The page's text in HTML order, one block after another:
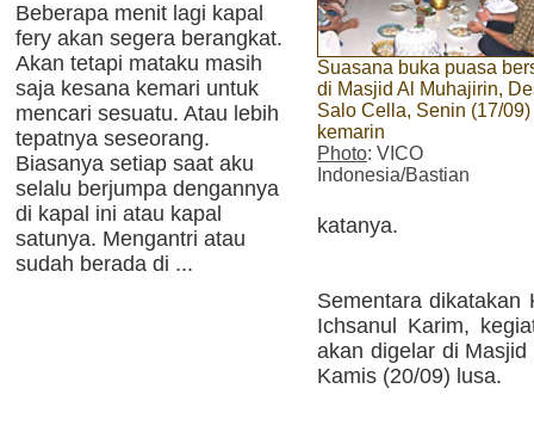
Beberapa menit lagi kapal
fery akan segera berangkat.
Akan tetapi mataku masih
saja kesana kemari untuk
mencari sesuatu. Atau lebih
tepatnya seseorang.
Biasanya setiap saat aku
selalu berjumpa dengannya
di kapal ini atau kapal
satunya. Mengantri atau
sudah berada di ...
Suasana buka puasa
di Masjid Al Muhajirin,
Salo Cella, Senin (17/09)
kemarin
Photo: VICO
Indonesia/Bastian
katanya.
Sementara dikatakan
Ichsanul Karim,
akan digelar di
Kamis (20/09) lusa.